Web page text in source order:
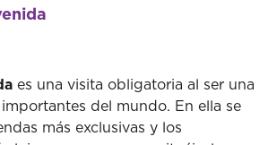
es una visita obligatoria al ser una
del mundo. En ella se
más exclusivas y los